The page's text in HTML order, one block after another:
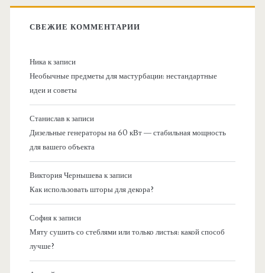
СВЕЖИЕ КОММЕНТАРИИ
Никак записи
Необычные предметы для мастурбации: нестандартные
идеи и советы
Станиславк записи
Дизельные генераторы на 60 кВт — стабильная мощность
для вашего объекта
Виктория Чернышевак записи
Как использовать шторы для декора?
Софияк записи
Мяту сушить со стеблями или только листья: какой способ
лучше?